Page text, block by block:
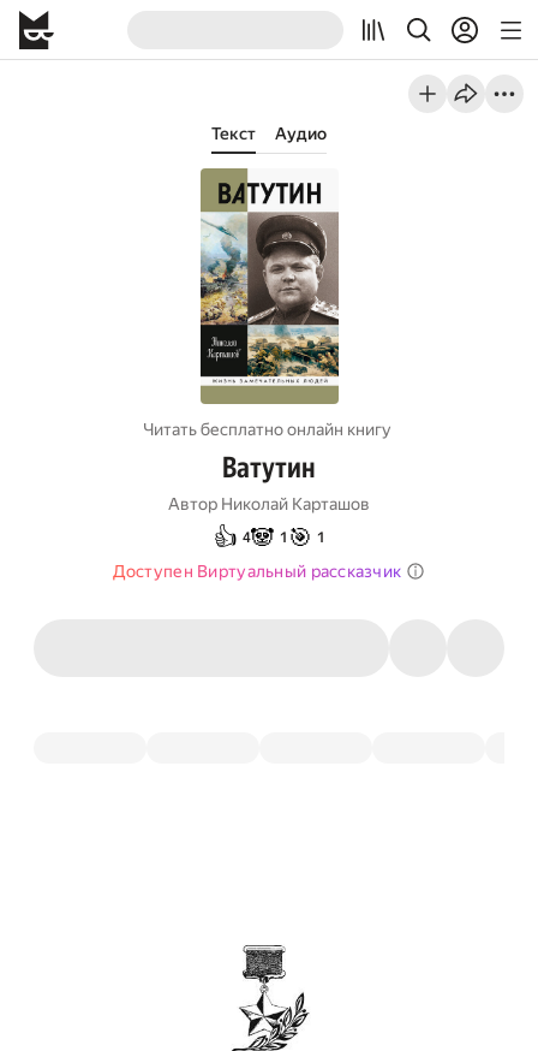
Текст Аудио
Читать бесплатно онлайн книгу
Ватутин
Автор Николай Карташов
👍 4🐼 1 🎯 1
Доступен Виртуальный рассказчик